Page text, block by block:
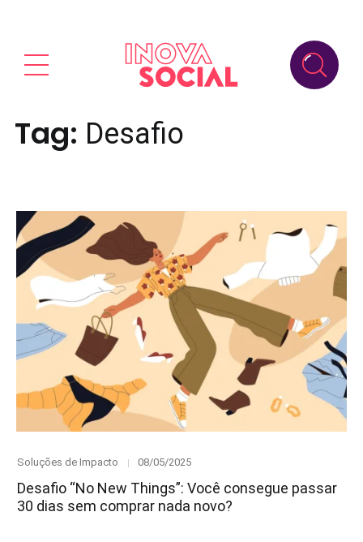
Tag: Desafio
Category
Soluções de Impacto
Posted
08/05/2025
Desafio “No New Things”: Você consegue passar
30 dias sem comprar nada novo?